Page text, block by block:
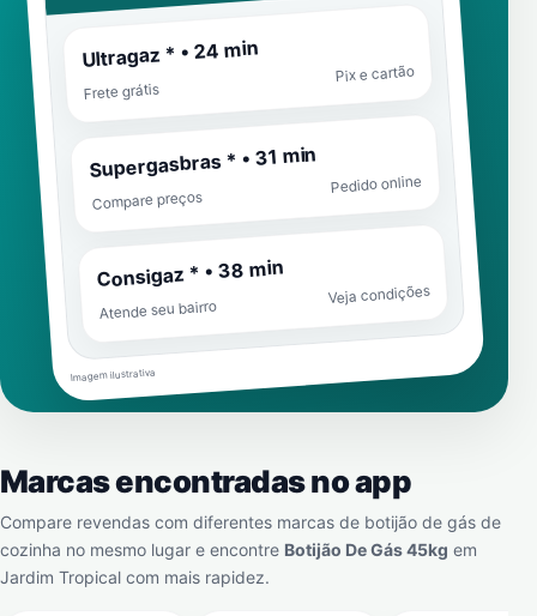
Ultragaz * • 24 min
Frete grátis
Pix e cartão
Supergasbras * • 31 min
Compare preços
Pedido online
Consigaz * • 38 min
Atende seu bairro
Veja condições
Imagem ilustrativa
Marcas encontradas no app
Compare revendas com diferentes marcas de botijão de gás de
cozinha no mesmo lugar e encontre Botijão De Gás 45kg em
Jardim Tropical com mais rapidez.